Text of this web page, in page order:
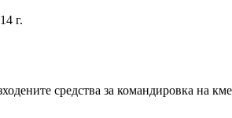
г.
средства за командировка на